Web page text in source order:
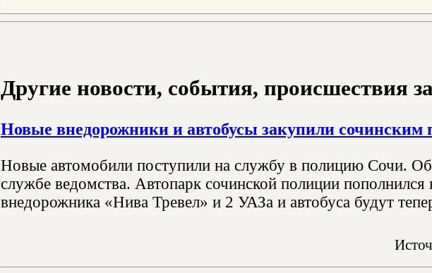
Другие новости, события, происшествия
Новые внедорожники и автобусы закупили сочинским
Новые автомобили поступили на службу в полицию Сочи. Об
службе ведомства. Автопарк сочинской полиции
внедорожника «Нива Тревел» и 2 УАЗа и автобуса будут